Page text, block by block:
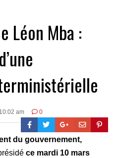
Léon Mba :
am 0
du gouvernement,
ce mardi 10 mars